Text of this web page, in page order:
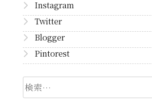
Instagram
Twitter
Blogger
Pintorest
検
索